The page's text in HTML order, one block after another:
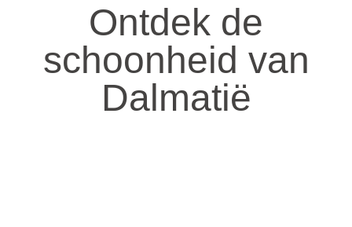
Hotels en resorts
Campings
Speciale aanbiedingen
Ontdek de
schoonheid van
Dalmatië